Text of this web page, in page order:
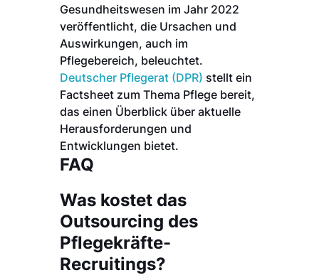
Gesundheitswesen im Jahr 2022
veröffentlicht, die Ursachen und
Auswirkungen, auch im
Pflegebereich, beleuchtet.
Deutscher Pflegerat (DPR) stellt ein
Factsheet zum Thema Pflege bereit,
das einen Überblick über aktuelle
Herausforderungen und
Entwicklungen bietet.
FAQ
Was kostet das
Outsourcing des
Pflegekräfte-
Recruitings?